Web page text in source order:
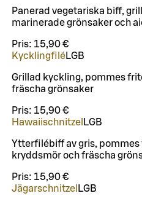
Panerad vegetariska biff,
marinerade grönsaker och
Pris: 15,90 €
KycklingfiléLGB
Grillad kyckling, pommes
fräscha grönsaker
Pris: 15,90 €
Hawaiischnitzel LGB
Ytterfilébiff av gris, pommes
kryddsmör och fräscha
Pris: 15,90 €
Jägarschnitzel LGB